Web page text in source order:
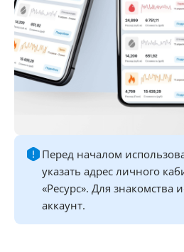
Перед началом
указать адрес личного
«Ресурс». Для знакомства
аккаунт.